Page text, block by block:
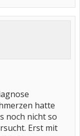
hatte
noch nicht so
Erst mit